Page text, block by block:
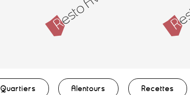
Quartiers Alentours Recettes